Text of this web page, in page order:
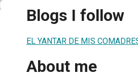
Blogs I follow
EL YANTAR DE MIS
About me